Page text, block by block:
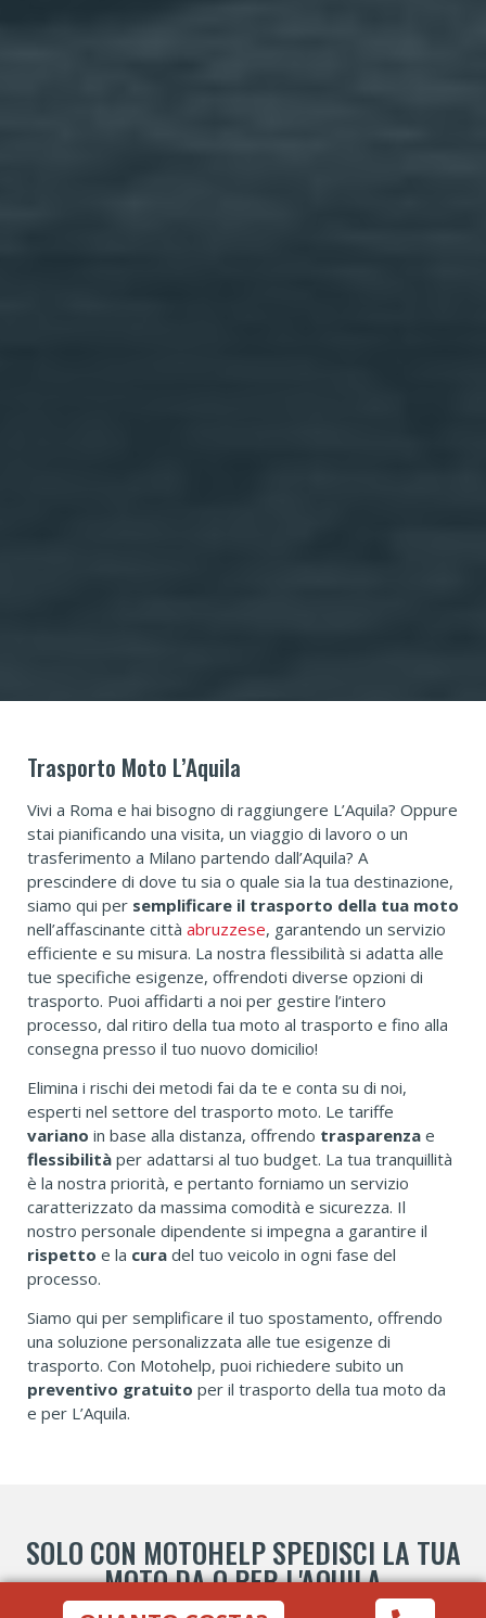
Trasporto Moto L’Aquila
Vivi a Roma e hai bisogno di raggiungere L’Aquila? Oppure
stai pianificando una visita, un viaggio di lavoro o un
trasferimento a Milano partendo dall’Aquila? A
prescindere di dove tu sia o quale sia la tua destinazione,
siamo qui per semplificare il trasporto della tua moto
nell’affascinante città abruzzese, garantendo un servizio
efficiente e su misura. La nostra flessibilità si adatta alle
tue specifiche esigenze, offrendoti diverse opzioni di
trasporto. Puoi affidarti a noi per gestire l’intero
processo, dal ritiro della tua moto al trasporto e fino alla
consegna presso il tuo nuovo domicilio!
Elimina i rischi dei metodi fai da te e conta su di noi,
esperti nel settore del trasporto moto. Le tariffe
variano in base alla distanza, offrendo trasparenza e
flessibilità per adattarsi al tuo budget. La tua tranquillità
è la nostra priorità, e pertanto forniamo un servizio
caratterizzato da massima comodità e sicurezza. Il
nostro personale dipendente si impegna a garantire il
rispetto e la cura del tuo veicolo in ogni fase del
processo.
Siamo qui per semplificare il tuo spostamento, offrendo
una soluzione personalizzata alle tue esigenze di
trasporto. Con Motohelp, puoi richiedere subito un
preventivo gratuito per il trasporto della tua moto da
e per L’Aquila.
SOLO CON MOTOHELP SPEDISCI LA TUA
MOTO DA O PER L'AQUILA